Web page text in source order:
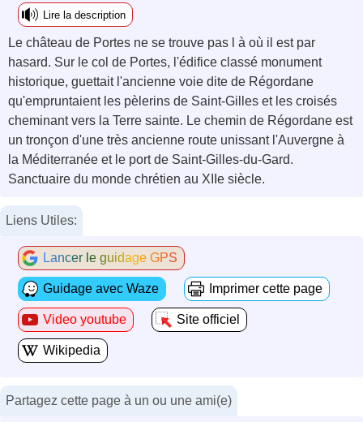
Lire la description
Le château de Portes ne se trouve pas l à où il est par
hasard. Sur le col de Portes, l'édifice classé monument
historique, guettait l'ancienne voie dite de Régordane
qu'empruntaient les pèlerins de Saint-Gilles et les croisés
cheminant vers la Terre sainte. Le chemin de Régordane est
un tronçon d'une très ancienne route unissant l'Auvergne à
la Méditerranée et le port de Saint-Gilles-du-Gard.
Sanctuaire du monde chrétien au XIIe siècle.
Liens Utiles:
Lancer le guidage GPS
Guidage avec Waze Imprimer cette page
Video youtube Site officiel
Wikipedia
Partagez cette page à un ou une ami(e)